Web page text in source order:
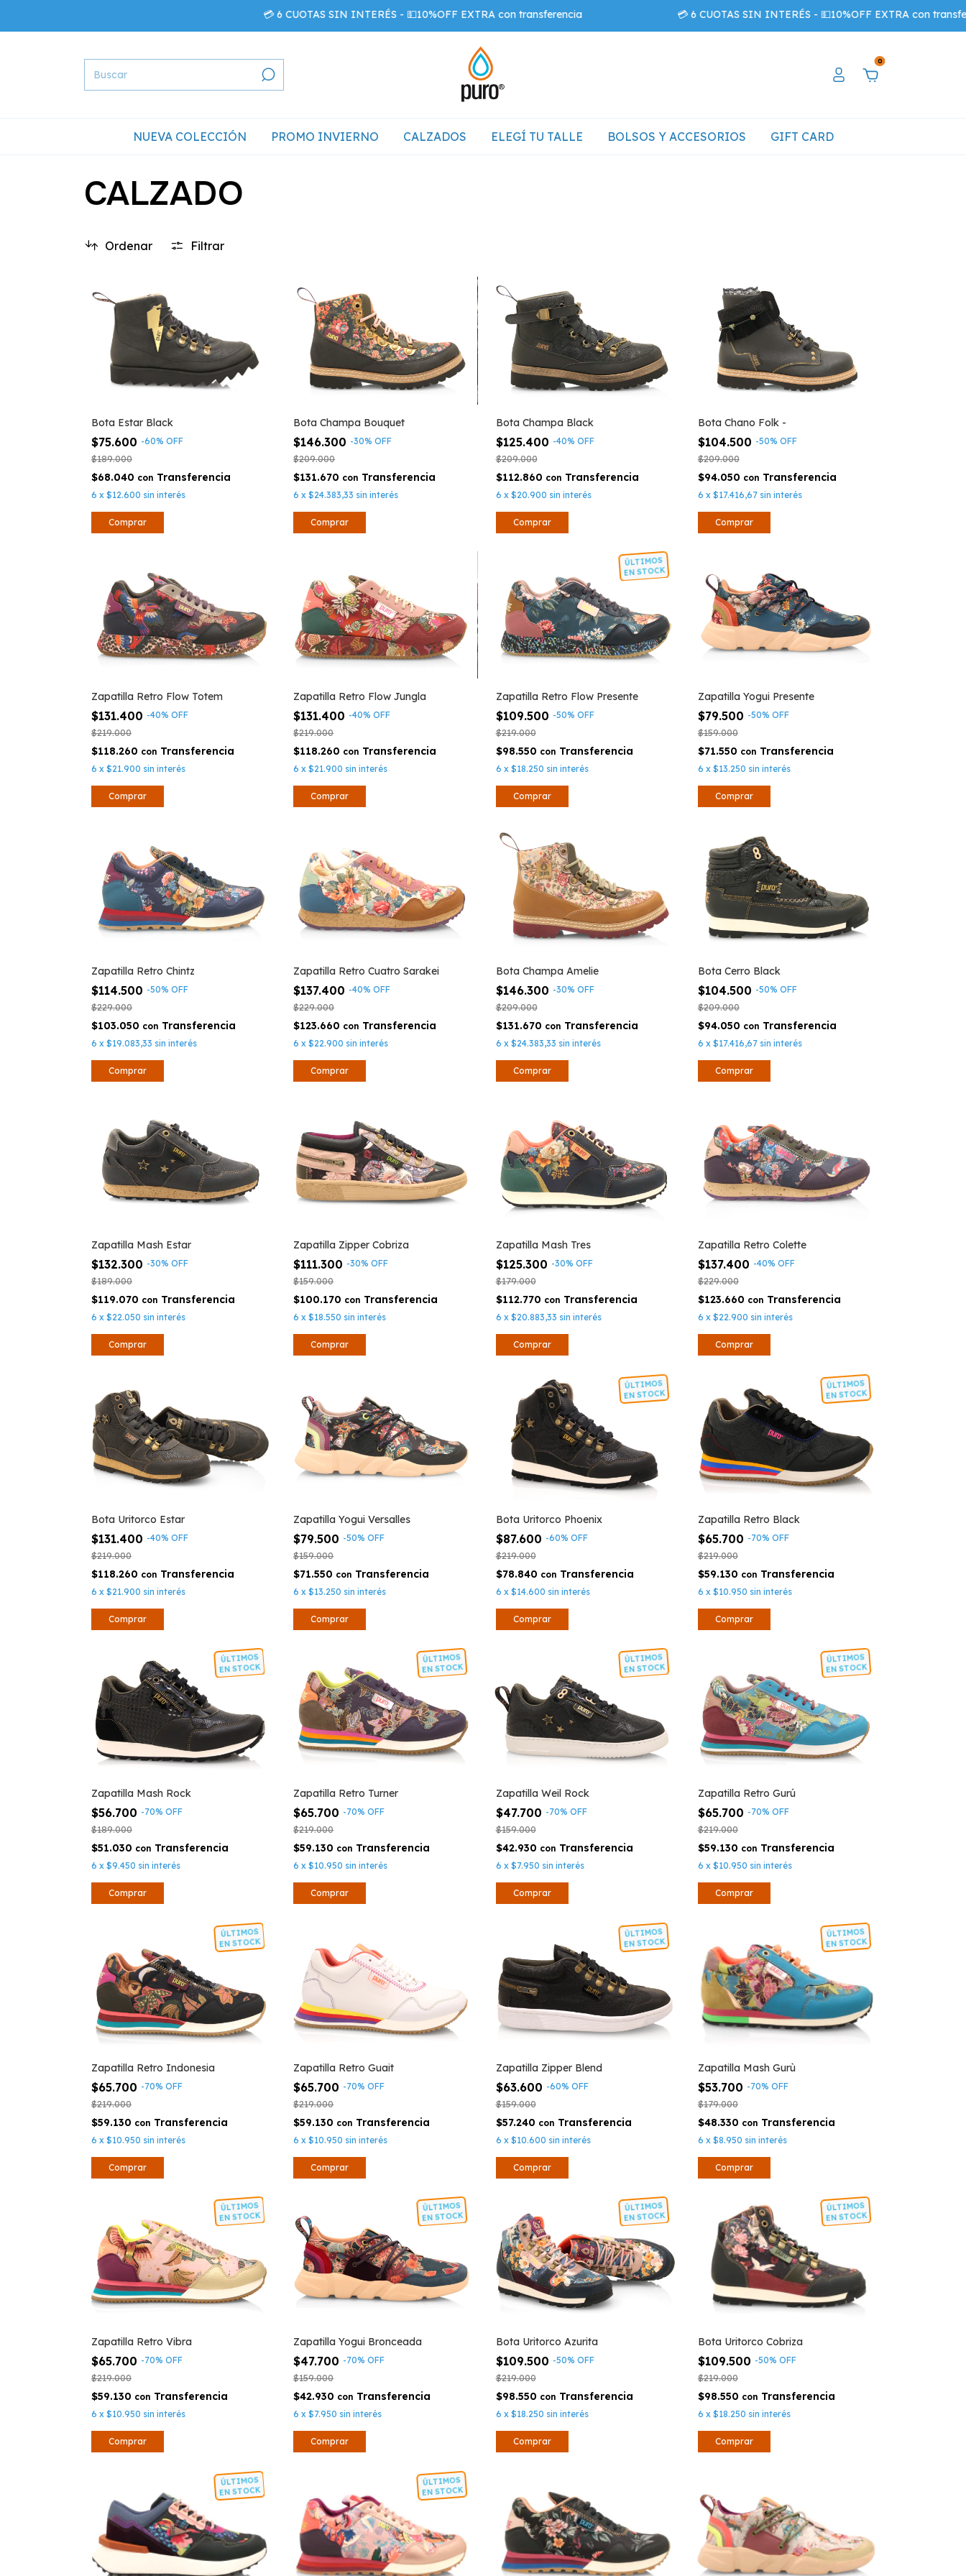
💳 6 CUOTAS SIN INTERÉS - 💵10%OFF EXTRA con transferencia 💳 6 CUOTAS SIN INTERÉS - 💵10%OFF EXTRA con transferencia
0
NUEVA COLECCIÓN PROMO INVIERNO CALZADOS ELEGÍ TU TALLE BOLSOS Y ACCESORIOS GIFT CARD
CALZADO
Ordenar Filtrar
Bota Estar Black
$75.600 -60% OFF
$189.000
$68.040 con
6 x $12.600 sin interés
Comprar
Bota Champa Bouquet
$146.300 -30%OFF
$209.000
$131.670 con
6 x$24.383,33 sin interés
Comprar
Bota Champa Black
$125.400 -40% OFF
$209.000
$112.860 con
6 x $20.900 sin interés
Comprar
Bota Chano Folk -
$104.500 -50% OFF
$209.000
$94.050 con
6 x $17.416,67 sin interés
Comprar
Zapatilla Retro Flow Totem
$131.400 -40% OFF
$219.000
$118.260 con
6 x $21.900 sin interés
Comprar
Zapatilla Retro Flow Jungla
$131.400 -40%OFF
$219.000
$118.260 con
6 x$21.900 sin interés
Comprar
ÚLTIMOS
EN STOCK
Zapatilla Retro Flow Presente
$109.500 -50% OFF
$219.000
$98.550 con
6 x $18.250 sin interés
Comprar
Zapatilla Yogui Presente
$79.500 -50% OFF
$159.000
$71.550 con
6 x $13.250 sin interés
Comprar
Zapatilla Retro Chintz
$114.500 -50% OFF
$229.000
$103.050 con
6 x $19.083,33 sin interés
Comprar
Zapatilla Retro Cuatro Sarakei
$137.400 -40%OFF
$229.000
$123.660 con
6 x$22.900 sin interés
Comprar
Bota Champa Amelie
$146.300 -30% OFF
$209.000
$131.670 con
6 x $24.383,33 sin interés
Comprar
Bota Cerro Black
$104.500 -50% OFF
$209.000
$94.050 con
6 x $17.416,67 sin interés
Comprar
Zapatilla Mash Estar
$132.300 -30% OFF
$189.000
$119.070 con
6 x $22.050 sin interés
Comprar
Zapatilla Zipper Cobriza
$111.300 -30%OFF
$159.000
$100.170 con
6 x$18.550 sin interés
Comprar
Zapatilla Mash Tres
$125.300 -30% OFF
$179.000
$112.770 con
6 x $20.883,33 sin interés
Comprar
Zapatilla Retro Colette
$137.400 -40% OFF
$229.000
$123.660 con
6 x $22.900 sin interés
Comprar
Bota Uritorco Estar
$131.400 -40% OFF
$219.000
$118.260 con
6 x $21.900 sin interés
Comprar
Zapatilla Yogui Versalles
$79.500 -50%OFF
$159.000
$71.550 con
6 x$13.250 sin interés
Comprar
ÚLTIMOS
EN STOCK
Bota Uritorco Phoenix
$87.600 -60% OFF
$219.000
$78.840 con
6 x $14.600 sin interés
Comprar
ÚLTIMOS
EN STOCK
Zapatilla Retro Black
$65.700 -70% OFF
$219.000
$59.130 con
6 x $10.950 sin interés
Comprar
ÚLTIMOS
EN STOCK
Zapatilla Mash Rock
$56.700 -70% OFF
$189.000
$51.030 con
6 x $9.450 sin interés
Comprar
ÚLTIMOS
EN STOCK
Zapatilla Retro Turner
$65.700 -70%OFF
$219.000
$59.130 con
6 x$10.950 sin interés
Comprar
ÚLTIMOS
EN STOCK
Zapatilla Weil Rock
$47.700 -70% OFF
$159.000
$42.930 con
6 x $7.950 sin interés
Comprar
ÚLTIMOS
EN STOCK
Zapatilla Retro Gurú
$65.700 -70% OFF
$219.000
$59.130 con
6 x $10.950 sin interés
Comprar
ÚLTIMOS
EN STOCK
Zapatilla Retro Indonesia
$65.700 -70% OFF
$219.000
$59.130 con
6 x $10.950 sin interés
Comprar
Zapatilla Retro Guait
$65.700 -70%OFF
$219.000
$59.130 con
6 x$10.950 sin interés
Comprar
ÚLTIMOS
EN STOCK
Zapatilla Zipper Blend
$63.600 -60% OFF
$159.000
$57.240 con
6 x $10.600 sin interés
Comprar
ÚLTIMOS
EN STOCK
Zapatilla Mash Gurù
$53.700 -70% OFF
$179.000
$48.330 con
6 x $8.950 sin interés
Comprar
ÚLTIMOS
EN STOCK
Zapatilla Retro Vibra
$65.700 -70% OFF
$219.000
$59.130 con
6 x $10.950 sin interés
Comprar
ÚLTIMOS
EN STOCK
Zapatilla Yogui Bronceada
$47.700 -70%OFF
$159.000
$42.930 con
6 x$7.950 sin interés
Comprar
ÚLTIMOS
EN STOCK
Bota Uritorco Azurita
$109.500 -50% OFF
$219.000
$98.550 con
6 x $18.250 sin interés
Comprar
ÚLTIMOS
EN STOCK
Bota Uritorco Cobriza
$109.500 -50% OFF
$219.000
$98.550 con
6 x $18.250 sin interés
Comprar
ÚLTIMOS
EN STOCK
ÚLTIMOS
EN STOCK